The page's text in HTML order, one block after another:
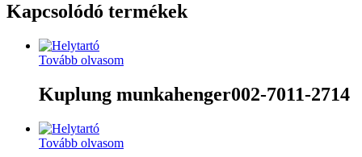
Kapcsolódó termékek
Tovább olvasom
Kuplung munkahenger002-7011-2714
Tovább olvasom